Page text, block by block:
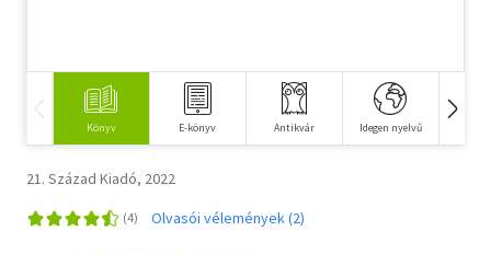
Könyv E-könyv Antikvár Idegen nyelvű
21. Század Kiadó, 2022
Olvasói vélemények (2)